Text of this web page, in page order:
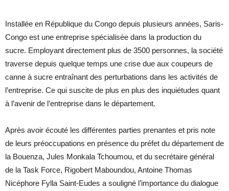
Installée en République du Congo depuis plusieurs années, Saris-
Congo est une entreprise spécialisée dans la production du
sucre. Employant directement plus de 3500 personnes, la société
traverse depuis quelque temps une crise due aux coupeurs de
canne à sucre entraînant des perturbations dans les activités de
l’entreprise. Ce qui suscite de plus en plus des inquiétudes quant
à l’avenir de l’entreprise dans le département.
Après avoir écouté les différentes parties prenantes et pris note
de leurs préoccupations en présence du préfet du département de
la Bouenza, Jules Monkala Tchoumou, et du secrétaire général
de la Task Force, Rigobert Maboundou, Antoine Thomas
Nicéphore Fylla Saint-Eudes a souligné l’importance du dialogue